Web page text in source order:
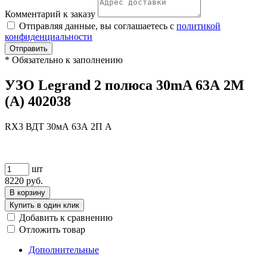
Комментарий к заказу
Отправляя данные, вы соглашаетесь с политикой
конфиденциальности
Отправить
* Обязательно к заполнению
УЗО Legrand 2 полюса 30mA 63А 2М
(A) 402038
RX3 ВДТ 30мА 63А 2П A
шт
8220 руб.
В корзину
Купить в один клик
Добавить к сравнению
Отложить товар
Дополнительные